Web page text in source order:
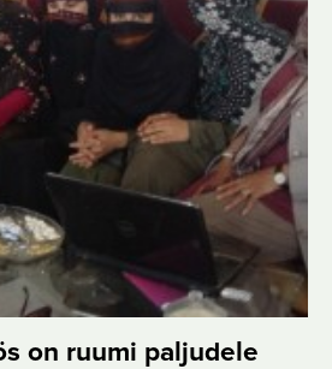
on ruumi paljudele